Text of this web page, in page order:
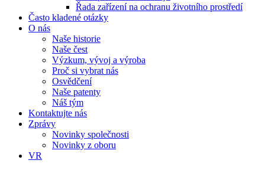
Řada zařízení na ochranu životního prostředí
Často kladené otázky
O nás
Naše historie
Naše čest
Výzkum, vývoj a výroba
Proč si vybrat nás
Osvědčení
Naše patenty
Náš tým
Kontaktujte nás
Zprávy
Novinky společnosti
Novinky z oboru
VR